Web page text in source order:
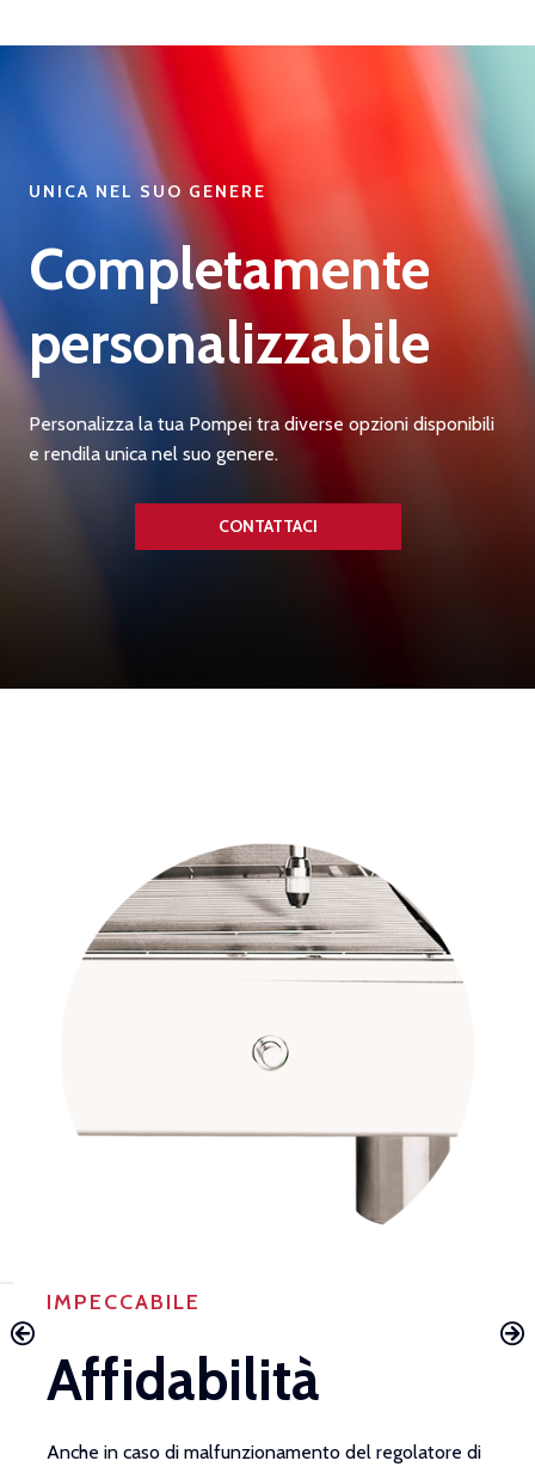
UNICA NEL SUO GENERE
Completamente
personalizzabile
Personalizza la tua Pompei tra diverse opzioni disponibili
e rendila unica nel suo genere.
CONTATTACI
IMPECCABILE
Affidabilità
Anche in caso di malfunzionamento del regolatore di